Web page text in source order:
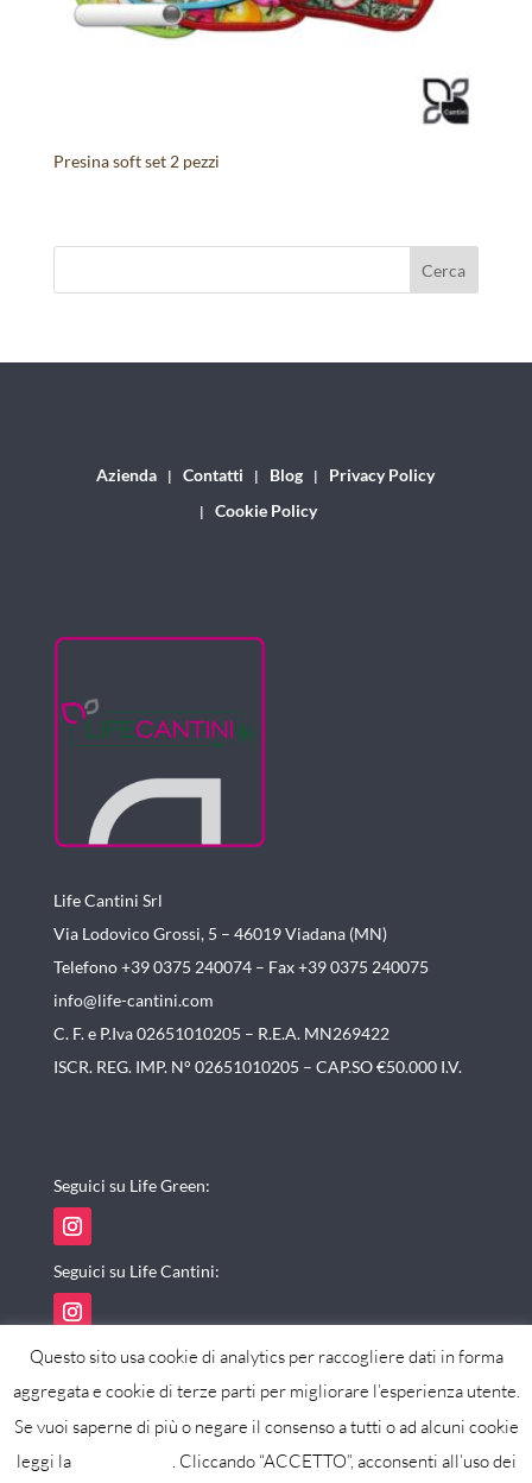
Presina soft set 2 pezzi
Azienda Contatti Blog
Privacy Policy
Cookie Policy
Life Cantini Srl
Via Lodovico Grossi, 5 – 46019Viadana (MN)
Telefono +39 0375 240074 – Fax +39 0375 240075
info@life-cantini.com
C. F. e P.Iva 02651010205 – R.E.A. MN269422
ISCR. REG. IMP. N° 02651010205 – CAP.SO €50.000 I.V.
Seguici su Life Green:
Seguici su Life Cantini:
powered by maxistudio
Questo sito usa cookie di analytics per raccogliere dati in forma
aggregata e cookie di terze parti per migliorare l’esperienza utente.
Se vuoi saperne di più o negare il consenso a tutti o ad alcuni cookie
leggi la
. Cliccando “ACCETTO”, acconsenti all’uso dei